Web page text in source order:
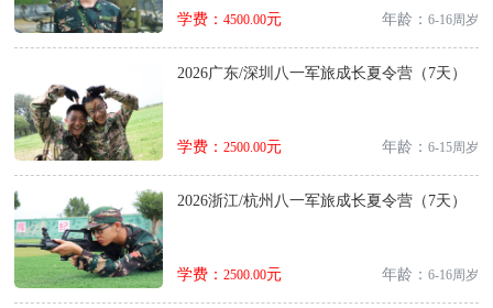
学费： 4500.00元 年龄： 6-16周岁
2026广东/深圳八一军旅成长夏令营（7天）
学费： 2500.00元 年龄： 6-15周岁
2026浙江/杭州八一军旅成长夏令营（7天）
学费： 2500.00元 年龄： 6-16周岁